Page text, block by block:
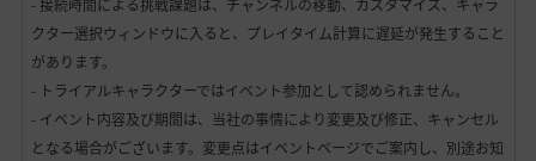
- 接続時間による挑戦課題は、チャンネルの移動、カスタマイズ、キャラ
クター選択ウィンドウに入ると、プレイタイム計算に遅延が発生すること
があります。
- トライアルキャラクターではイベント参加として認められません。
- イベント内容及び期間は、当社の事情により変更及び修正、キャンセル
となる場合がございます。変更点はイベントページでご案内し、別途お知